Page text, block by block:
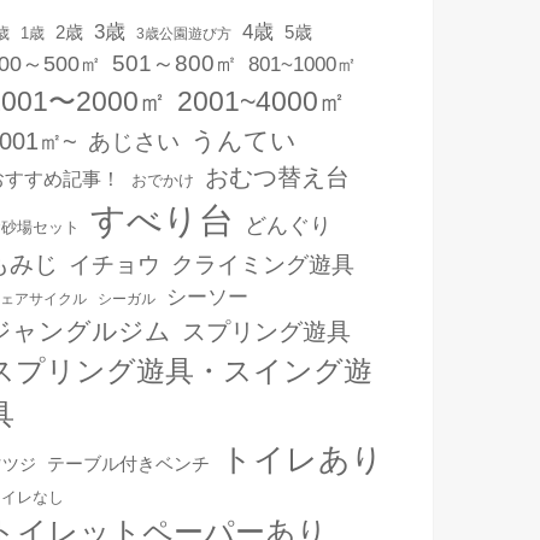
1歳 2歳 3歳 3歳公園遊び方 4歳 5歳
～500㎡ 501～800㎡ 801~1000㎡
〜2000㎡ 2001~4000㎡
㎡~ あじさい うんてい
すすめ記事！ おでかけ おむつ替え台
場セット すべり台 どんぐり
みじ イチョウ クライミング遊具
アサイクル シーガル シーソー
ャングルジム スプリング遊具
プリング遊具・スイング遊
ジ テーブル付きベンチ トイレあり
イレなし
イレットペーパーあり